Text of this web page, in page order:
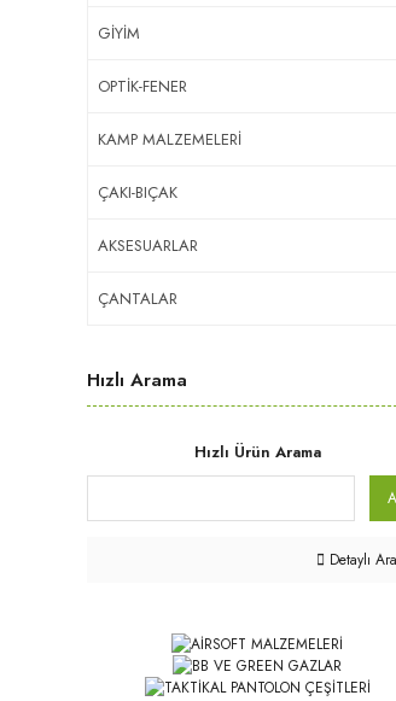
GİYİM
OPTİK-FENER
KAMP MALZEMELERİ
ÇAKI-BIÇAK
AKSESUARLAR
ÇANTALAR
Hızlı Arama
Hızlı Ürün Arama
Detaylı